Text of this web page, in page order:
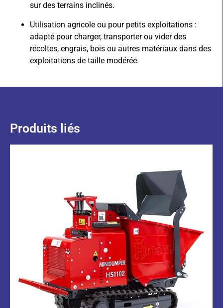
sur des terrains inclinés.
Utilisation agricole ou pour petits exploitations :
adapté pour charger, transporter ou vider des
récoltes, engrais, bois ou autres matériaux dans des
exploitations de taille modérée.
Produits liés